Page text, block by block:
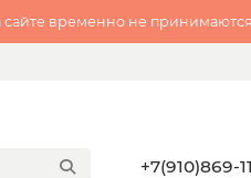
сайте временно не принимаются
+7(910)869-